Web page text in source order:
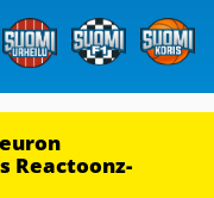
Reactoonz-